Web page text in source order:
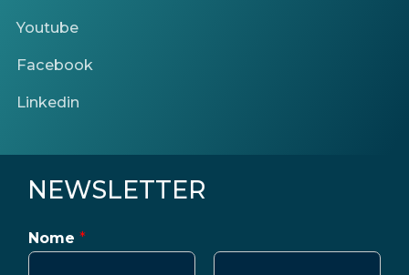
Youtube
Facebook
Linkedin
NEWSLETTER
Nome *